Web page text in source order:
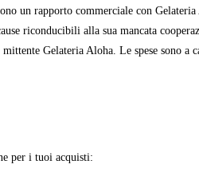
un rapporto commerciale con
riconducibili alla sua mancata
Gelateria Aloha. Le spese sono a
per i tuoi acquisti: